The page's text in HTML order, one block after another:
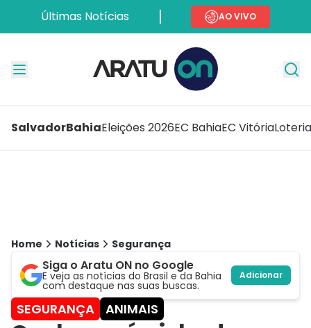
Últimas Notícias AO VIVO
SalvadorBahiaEleições 2026EC BahiaEC Vitória
Home Notícias Segurança
Siga o Aratu ON no Google
E veja as notícias do Brasil e da Bahia
com destaque nas suas buscas.
Adicionar
SEGURANÇA ANIMAIS